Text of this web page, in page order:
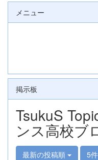
メニュー
掲示板
TsukuS
ンス高校ブ
最新の投稿順 5件